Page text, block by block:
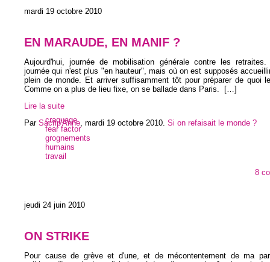
mardi 19 octobre 2010
EN MARAUDE, EN MANIF ?
Aujourd'hui, journée de mobilisation générale contre les retraites.
journée qui n'est plus "en hauteur", mais où on est supposés
plein de monde. Et arriver suffisamment tôt pour préparer de quoi
Comme on a plus de lieu fixe, on se ballade dans Paris.
[…]
Lire la suite
Par Sacrip'Anne mardi 19 octobre 2010 Si on refaisait le monde ?
craquage
fear factor
grognements
humains
travail
8
jeudi 24 juin 2010
ON STRIKE
Pour cause de grève et d'une, et de mécontentement de ma